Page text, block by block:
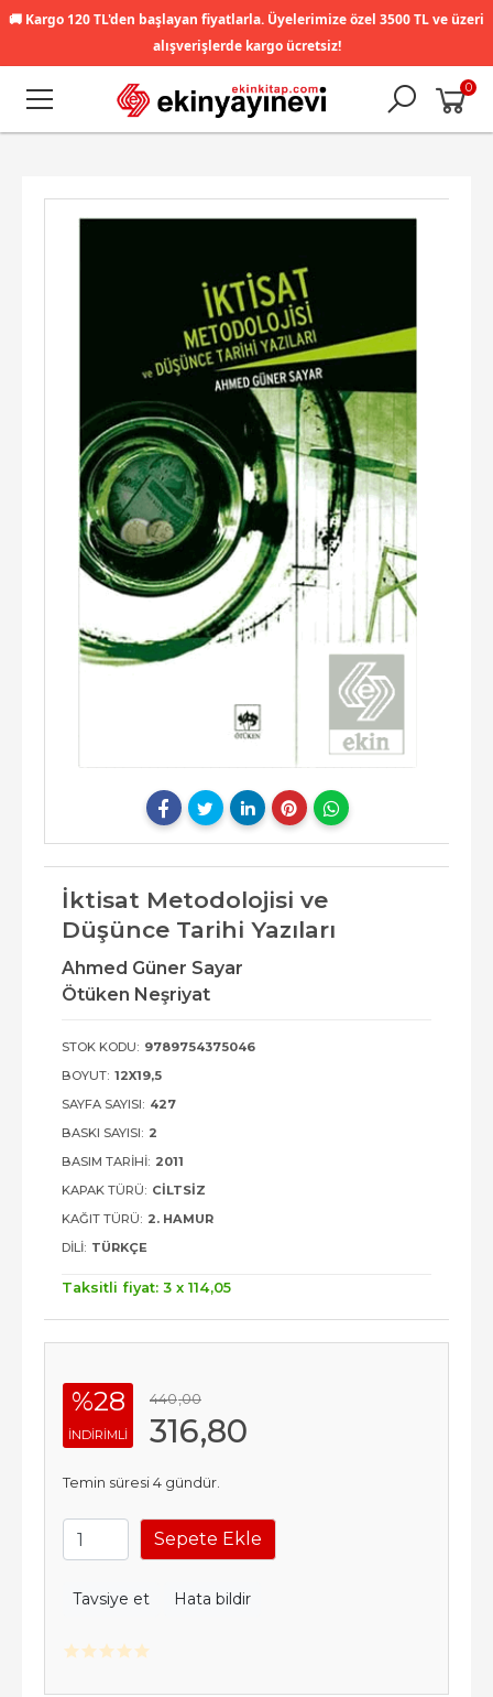
🚚 Kargo 120 TL'den başlayan fiyatlarla. Üyelerimize özel 3500 TL ve üzeri
alışverişlerde kargo ücretsiz!
0
İktisat Metodolojisi ve
Düşünce Tarihi Yazıları
Ahmed Güner Sayar
Ötüken Neşriyat
STOK KODU: 9789754375046
BOYUT: 12X19,5
SAYFA SAYISI: 427
BASKI SAYISI: 2
BASIM TARIHI: 2011
KAPAK TÜRÜ: CILTSIZ
KAĞIT TÜRÜ: 2. HAMUR
DILI: TÜRKÇE
Taksitli fiyat: 3 x 114,05
%28
INDIRIMLI
440,00
316,80
Temin süresi 4 gündür.
Sepete Ekle
Tavsiye et Hata bildir